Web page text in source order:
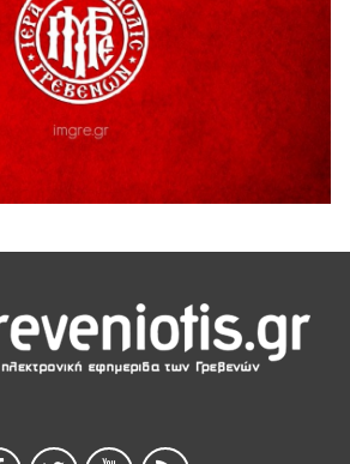
| Υπαίθριο Θέατρο “Καστράκι”,
Τρίκωμο – «Γιορτή Παράδοσης»
Φυσιολατρικού Συλλόγου Γρεβενών
400.000€ για επιπλέον εργασίες
Γρεβενών «Μίλτος Τεντόγλου»